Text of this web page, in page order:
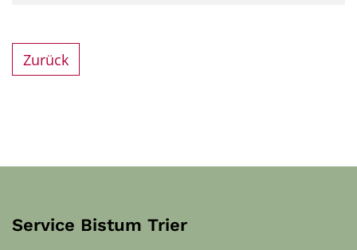
Zurück
Service Bistum Trier